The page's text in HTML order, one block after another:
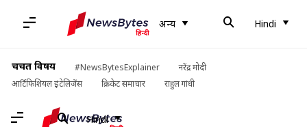
अन्य Hindi
चर्चित विषय #NewsBytesExplainer
नरेंद्र मोदी
आर्टिफिशियल इंटेलिजेंस
क्रिकेट समाचार राहुल गांधी
Hindi